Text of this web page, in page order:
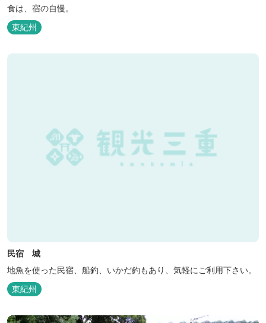
食は、宿の自慢。
東紀州
民宿 城
地魚を使った民宿、船釣、いかだ釣もあり、気軽にご利用下さい。
東紀州